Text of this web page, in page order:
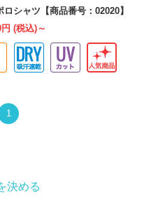
ロシャツ【商品番号：02020】
(税込)～
1
決める